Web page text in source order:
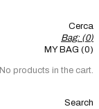
Cerca
Bag: (0)
MY BAG (0)
No products in the cart.
Search